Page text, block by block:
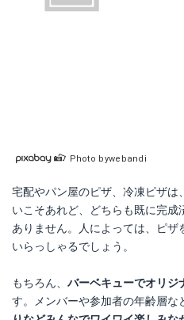
Photo bywebandi
宅配やパン屋のピザ、冷凍ピザは
いこそあれど、どちらも既に完成
ありません。人によっては、ピザ
いらっしゃるでしょう。
もちろん、 バーベキューでオリジ
す。メンバーや参加者の年齢層な